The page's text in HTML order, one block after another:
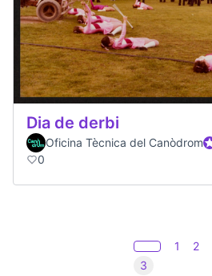
Dia de derbi
Oficina Tècnica del Canòdrom
0
1
2
3